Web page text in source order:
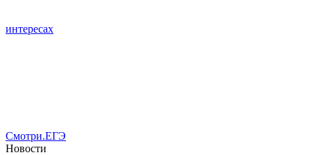
интересах
Смотри.ЕГЭ
Новости